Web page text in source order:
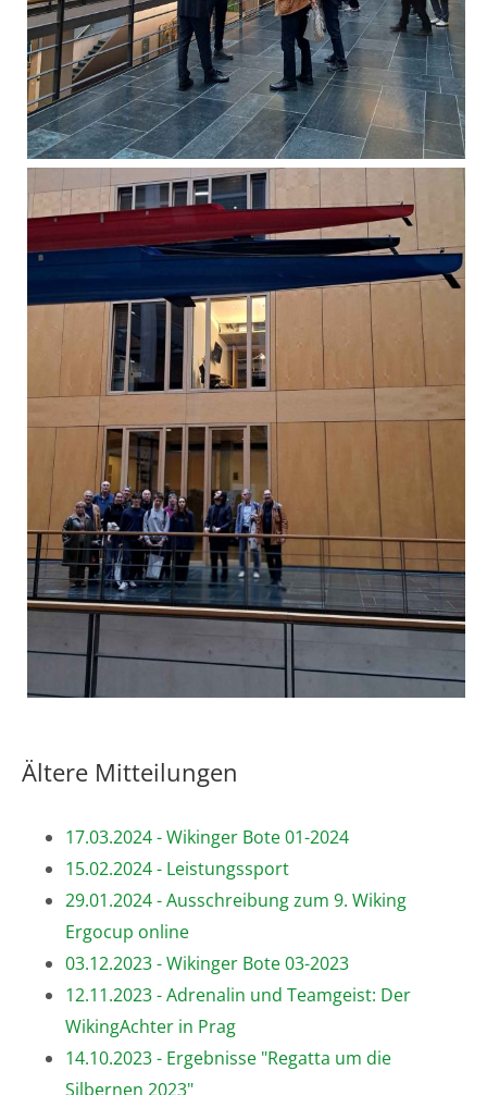
Ältere Mitteilungen
17.03.2024 - Wikinger Bote 01-2024
15.02.2024 - Leistungssport
29.01.2024 - Ausschreibung zum 9. Wiking
Ergocup online
03.12.2023 - Wikinger Bote 03-2023
12.11.2023 - Adrenalin und Teamgeist: Der
WikingAchter in Prag
14.10.2023 - Ergebnisse "Regatta um die
Silbernen 2023"